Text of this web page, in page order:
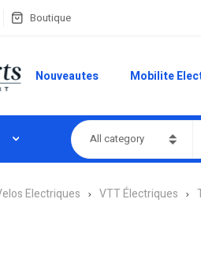
Boutique
Nouveautes Mobilite
All category
Electriques VTT Électriques